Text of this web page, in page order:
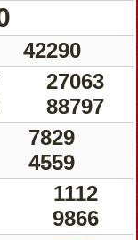
42290
27063
88797
7829
4559
1112
9866